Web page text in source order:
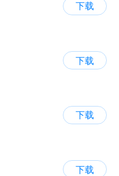
下载
下载
下载
下载